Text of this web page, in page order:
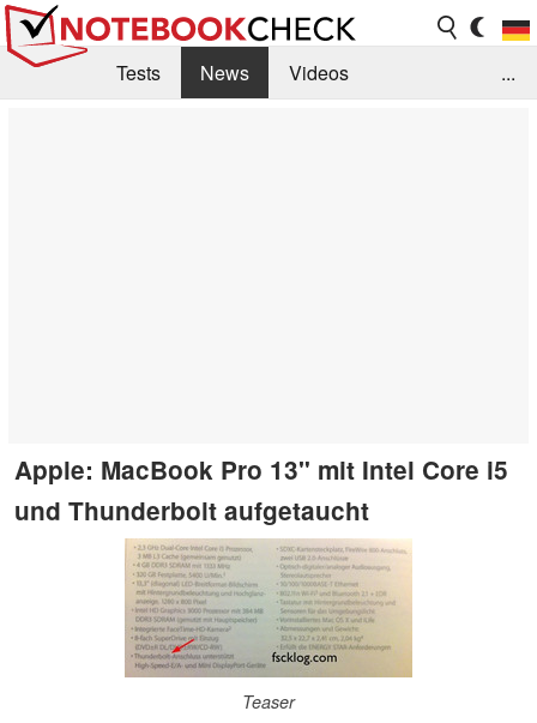
Tests News
Videos
...
Apple: MacBook Pro 13" mit Intel Core i5
und Thunderbolt aufgetaucht
Teaser